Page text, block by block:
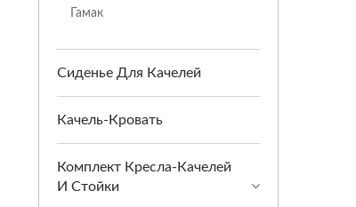
Гамак
Сиденье Для Качелей
Качель-Кровать
Комплект Кресла-Качелей
И Стойки